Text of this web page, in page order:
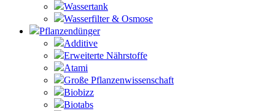
Wassertank
Wasserfilter & Osmose
Pflanzendünger
Additive
Erweiterte Nährstoffe
Atami
Große Pflanzenwissenschaft
Biobizz
Biotabs